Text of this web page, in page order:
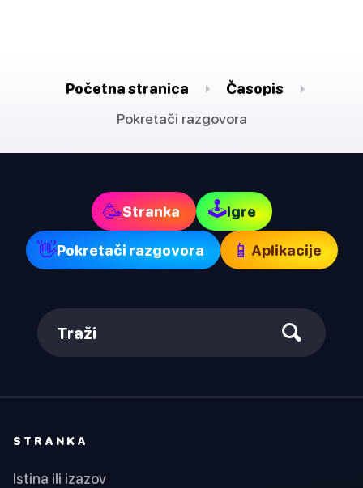
Početna stranica
Časopis
Pokretači razgovora
🥳Stranka 🕹Igre
👋Pokretači razgovora 📱 Aplikacije
Traži
STRANKA
Istina ili izazov